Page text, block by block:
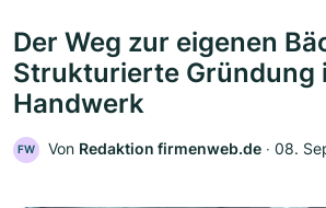
Der Weg zur eigenen
Strukturierte Gründung
Handwerk
FW Von Redaktion firmenweb.de ‧ 08.